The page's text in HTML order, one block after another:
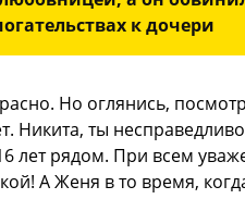
к дочери
Но оглянись,
Никита, ты
лет рядом. При всем
А Женя в то время,